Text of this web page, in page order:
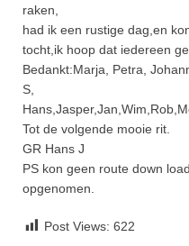
raken,
had ik een rustige dag,en
tocht,ik hoop dat iedereen
Bedankt:Marja, Petra,
S,
Tot de volgende mooie rit.
GR Hans J
PS kon geen route down
opgenomen.
Post Views: 622